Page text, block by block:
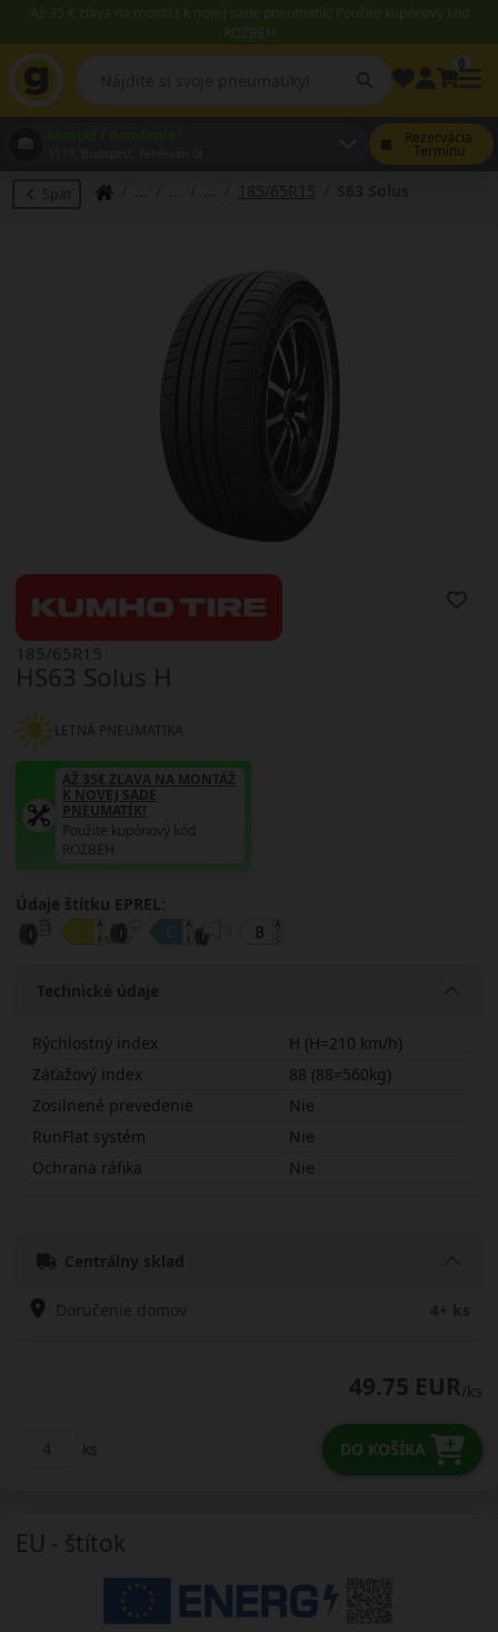
Až 35 € zľava na montáž k novej sade pneumatík! Použite kupónový kód
ROZBEH
Rezervácia
Termínu
Späť 185/65R15
HS63 Solus H
185/65R15
LETNÁ PNEUMATIKA
AŽ 35€ ZĽAVA NA MONTÁŽ
K NOVEJ SADE
PNEUMATÍK!
Použite kupónový kód
ROZBEH
Údaje štítku EPREL:
Technické údaje
Rýchlostný index
H (H=210 km/h)
Záťažový index
88 (88=560kg)
Zosilnené prevedenie
Nie
RunFlat systém
Nie
Ochrana ráfika
Nie
Centrálny sklad
Doručenie domov 4+ ks
49.75 EUR/ks
ks DO KOŠÍKA
EU - štítok